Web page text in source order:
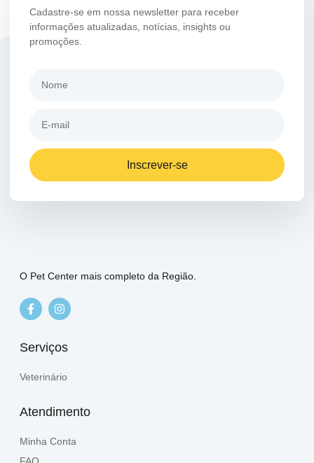
Cadastre-se em nossa newsletter para receber
informações atualizadas, notícias, insights ou
promoções.
Inscrever-se
O Pet Center mais completo da Região.
Serviços
Veterinário
Atendimento
Minha Conta